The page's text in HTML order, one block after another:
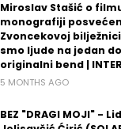
Miroslav Stašić o
monografiji
Zvoncekovoj
smo ljude na jedan
originalni bend |
5 MONTHS AGO
BEZ "DRAGI MOJI" -